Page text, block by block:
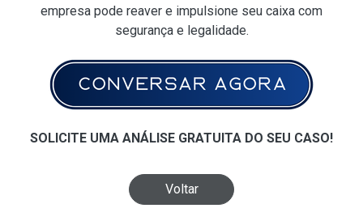
empresa pode reaver e impulsione seu caixa com
segurança e legalidade.
SOLICITE UMA ANÁLISE GRATUITA DO SEU CASO!
Voltar